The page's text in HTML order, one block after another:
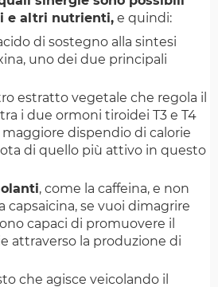
e altri nutrienti, e quindi:
di sostegno alla sintesi
uno dei due principali
estratto vegetale che regola il
i due ormoni tiroidei T3 e T4
dispendio di calorie
di quello più attivo in questo
, come la caffeina, e non
capsaicina, se vuoi dimagrire
capaci di promuovere il
attraverso la produzione di
che agisce veicolando il